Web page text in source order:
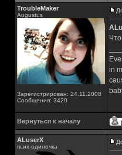
TroubleMaker
Augustus
Зарегистрирован: 24.11.2008
Сообщения: 3420
in
Вернуться к началу
ALuserX
псих-одиночка